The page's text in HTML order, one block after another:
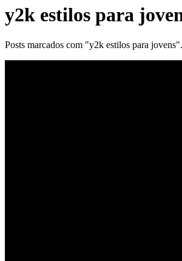
y2k estilos para
Posts marcados com "y2k estilos para jovens".